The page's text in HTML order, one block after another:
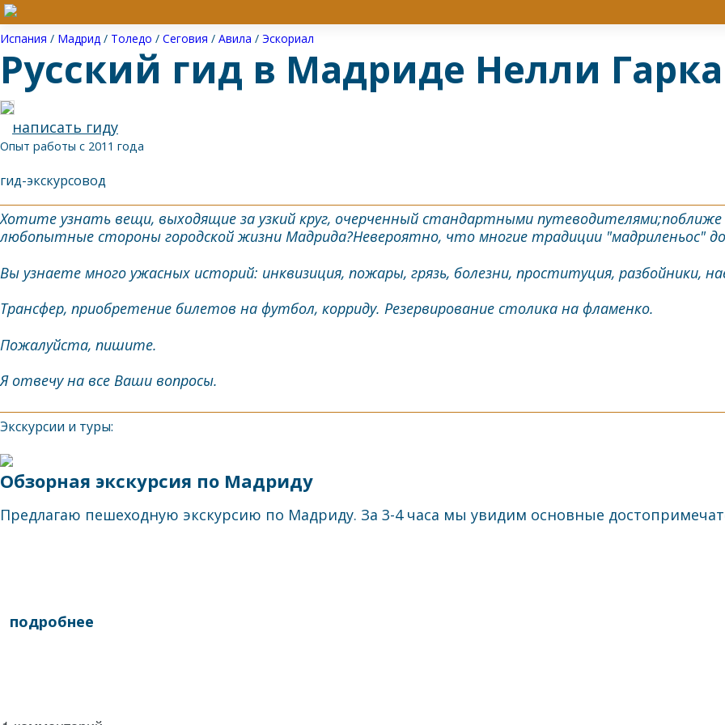
Испания / Мадрид / Толедо / Сеговия / Авила / Эскориал
Русский гид в Мадриде Нелли
написать гиду
Опыт работы с 2011 года
гид-экскурсовод
Хотите узнать вещи, выходящие за узкий круг, очерченный стандартными путеводителями;поближе
любопытные стороны городской жизни Мадрида?Невероятно, что многие традиции "мадриленьос"
Вы узнаете много ужасных историй: инквизиция, пожары, грязь, болезни, проституция, разбойники,
Трансфер, приобретение билетов на футбол, корриду. Резервирование столика на фламенко.
Пожалуйста, пишите.
Я отвечу на все Ваши вопросы.
Экскурсии и туры:
Обзорная экскурсия по Мадриду
Предлагаю пешеходную экскурсию по Мадриду. За 3-4 часа мы увидим основные
подробнее